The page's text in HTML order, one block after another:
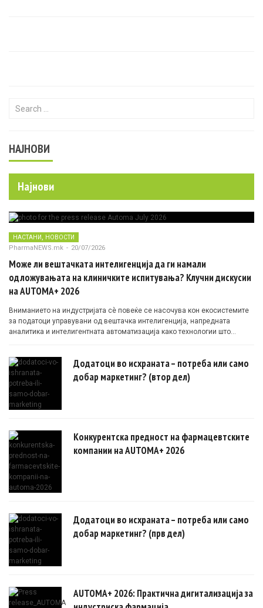
Search for:
НАЈНОВИ
Најнови
НАСТАНИ, НОВОСТИ
PharmaNEWS.mk - 20/07/2026
Може ли вештачката интелигенција да ги намали
одложувањата на клиничките испитувања? Клучни дискусии
на AUTOMA+ 2026
Вниманието на индустријата сè повеќе се насочува кон екосистемите
за податоци управувани од вештачка интелигенција, напредната
аналитика и интелигентната автоматизација како технологии што
Додатоци во исхраната – потреба или само
добар маркетинг? (втор дел)
Конкурентска предност на фармацевтските
компании на AUTOMA+ 2026
Додатоци во исхраната – потреба или само
добар маркетинг? (прв дел)
AUTOMA+ 2026: Практична дигитализација за